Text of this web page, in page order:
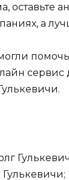
оставьте
а
сервис